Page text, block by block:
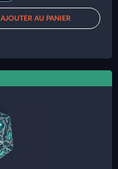
AJOUTER AU PANIER